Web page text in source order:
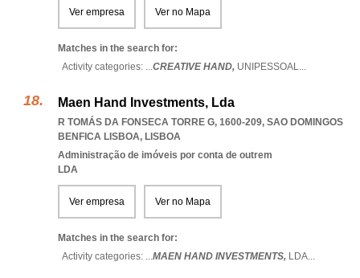
Ver empresa Ver no Mapa
Matches in the search for:
Activity categories: ...CREATIVE HAND, UNIPESSOAL...
Maen Hand Investments, Lda
R TOMÁS DA FONSECA TORRE G, 1600-209, SAO DOMINGOS
BENFICA LISBOA, LISBOA
Administração de imóveis por conta de outrem
LDA
Ver empresa Ver no Mapa
Matches in the search for:
Activity categories: ...MAEN HAND INVESTMENTS, LDA...